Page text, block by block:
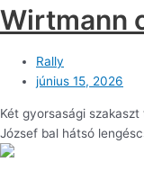
Wirtmann
Rally
június 15, 2026
Két gyorsasági
József bal hátsó